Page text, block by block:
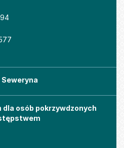
Seweryna
osób pokrzywdzonych